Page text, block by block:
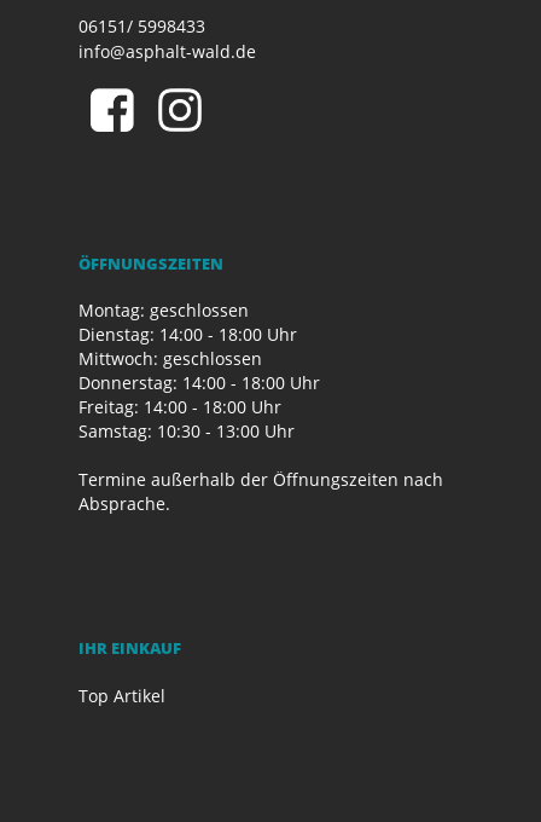
06151/ 5998433
info@asphalt-wald.de
ÖFFNUNGSZEITEN
Montag: geschlossen
Dienstag: 14:00 - 18:00 Uhr
Mittwoch: geschlossen
Donnerstag: 14:00 - 18:00 Uhr
Freitag: 14:00 - 18:00 Uhr
Samstag: 10:30 - 13:00 Uhr
Termine außerhalb der Öffnungszeiten nach
Absprache.
IHR EINKAUF
Top Artikel